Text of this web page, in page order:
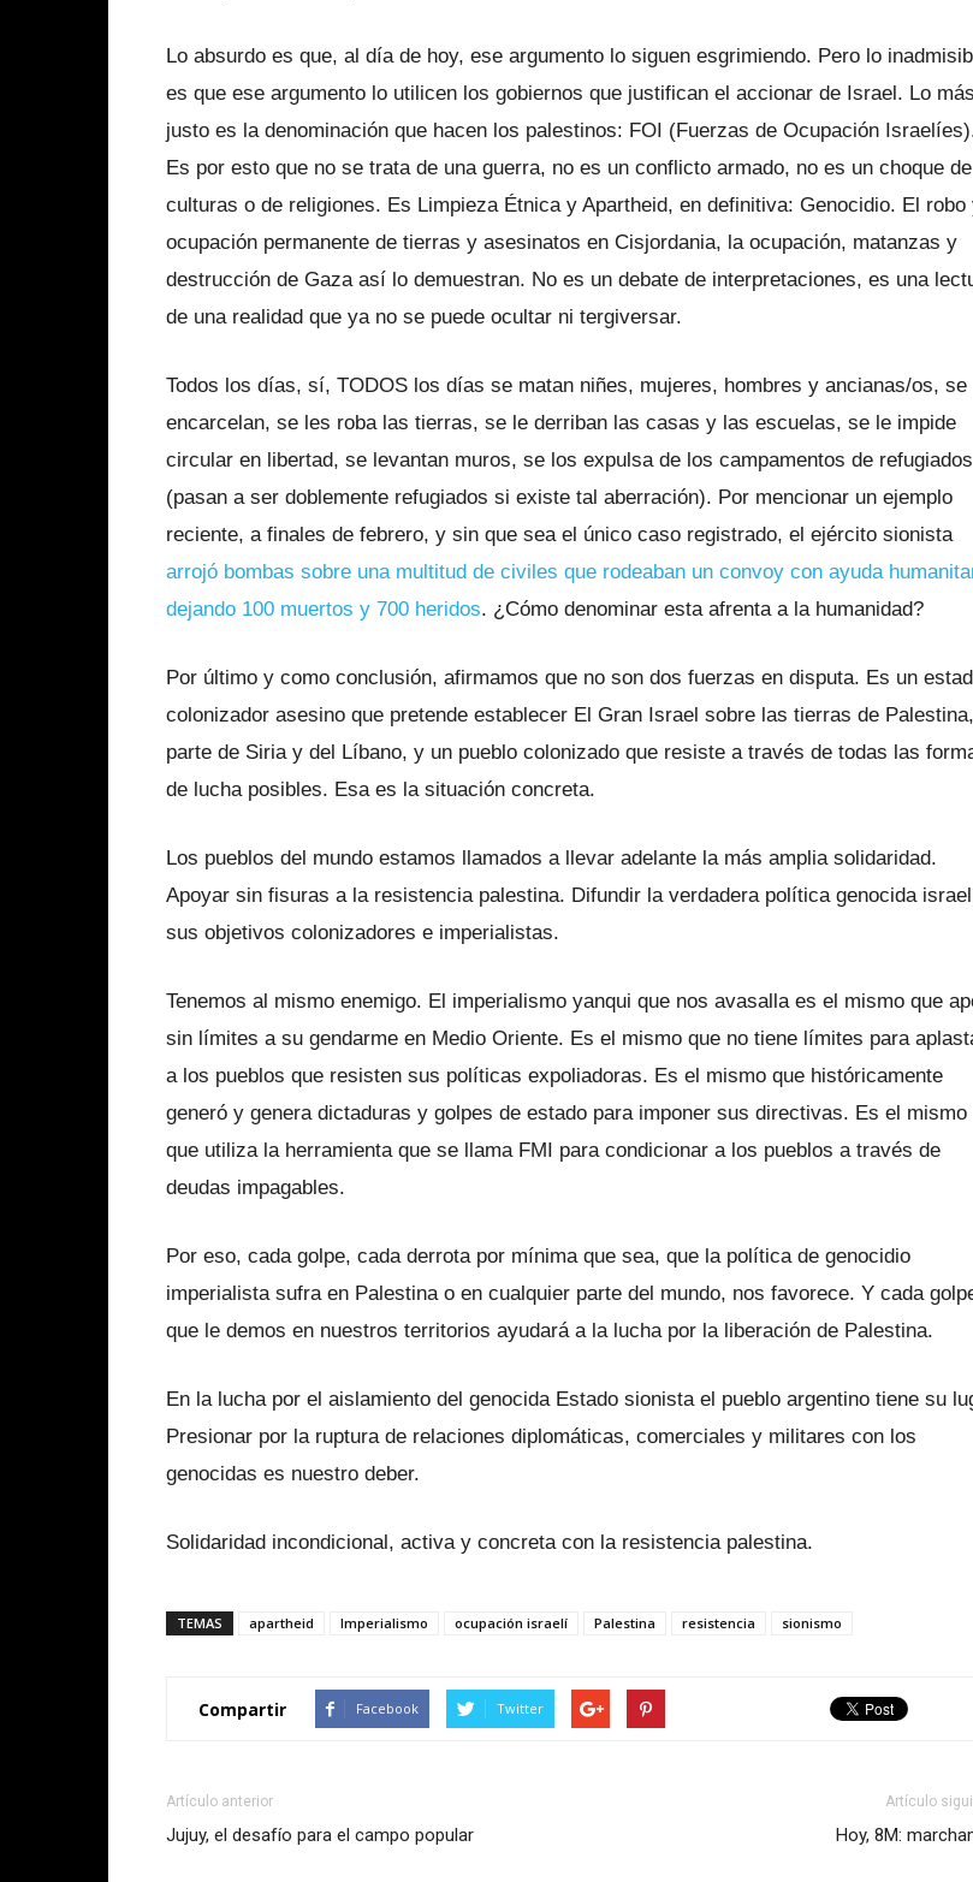
Lo absurdo es que, al día de hoy, ese argumento lo siguen esgrimiendo. Pero lo
es que ese argumento lo utilicen los gobiernos que justifican el accionar de Israel. Lo más
justo es la denominación que hacen los palestinos: FOI (Fuerzas de Ocupación
Es por esto que no se trata de una guerra, no es un conflicto armado, no es un choque de
culturas o de religiones. Es Limpieza Étnica y Apartheid, en definitiva: Genocidio. El robo
ocupación permanente de tierras y asesinatos en Cisjordania, la ocupación, matanzas y
destrucción de Gaza así lo demuestran. No es un debate de interpretaciones, es una
de una realidad que ya no se puede ocultar ni tergiversar.
Todos los días, sí, TODOS los días se matan niñes, mujeres, hombres y ancianas/os, se
encarcelan, se les roba las tierras, se le derriban las casas y las escuelas, se le impide
circular en libertad, se levantan muros, se los expulsa de los campamentos de refugiados
(pasan a ser doblemente refugiados si existe tal aberración). Por mencionar un ejemplo
reciente, a finales de febrero, y sin que sea el único caso registrado, el ejército sionista
arrojó bombas sobre una multitud de civiles que rodeaban un convoy con ayuda
dejando 100 muertos y 700 heridos. ¿Cómo denominar esta afrenta a la humanidad?
Por último y como conclusión, afirmamos que no son dos fuerzas en disputa. Es un
colonizador asesino que pretende establecer El Gran Israel sobre las tierras de Palestina,
parte de Siria y del Líbano, y un pueblo colonizado que resiste a través de todas las
de lucha posibles. Esa es la situación concreta.
Los pueblos del mundo estamos llamados a llevar adelante la más amplia solidaridad.
Apoyar sin fisuras a la resistencia palestina. Difundir la verdadera política genocida
sus objetivos colonizadores e imperialistas.
Tenemos al mismo enemigo. El imperialismo yanqui que nos avasalla es el mismo que
sin límites a su gendarme en Medio Oriente. Es el mismo que no tiene límites para
a los pueblos que resisten sus políticas expoliadoras. Es el mismo que históricamente
generó y genera dictaduras y golpes de estado para imponer sus directivas. Es el mismo
que utiliza la herramienta que se llama FMI para condicionar a los pueblos a través de
deudas impagables.
Por eso, cada golpe, cada derrota por mínima que sea, que la política de genocidio
imperialista sufra en Palestina o en cualquier parte del mundo, nos favorece. Y cada
que le demos en nuestros territorios ayudará a la lucha por la liberación de Palestina.
En la lucha por el aislamiento del genocida Estado sionista el pueblo argentino tiene su
Presionar por la ruptura de relaciones diplomáticas, comerciales y militares con los
genocidas es nuestro deber.
Solidaridad incondicional, activa y concreta con la resistencia palestina.
TEMAS apartheid Imperialismo ocupación israelí Palestina resistencia sionismo
Compartir Facebook Twitter
Artículo anterior
Jujuy, el desafío para el campo popular
Artículo
Hoy, 8M: